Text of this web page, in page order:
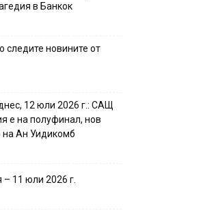
в Банкок
следите новините от
12 юли 2026 г.: САЩ
е на полуфинал, нов
на Ан Уидикомб
– 11 юли 2026 г.